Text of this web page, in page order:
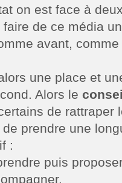
on est face à
de ce média
avant,
une place et
Alors le
de rattraper
prendre une
:
puis